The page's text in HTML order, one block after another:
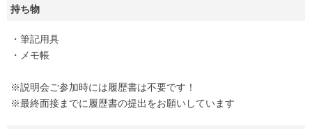
持ち物
・筆記用具
・メモ帳
※説明会ご参加時には履歴書は不要です！
※最終面接までに履歴書の提出をお願いしています